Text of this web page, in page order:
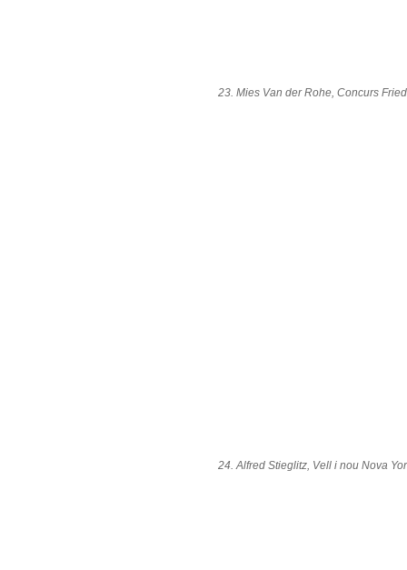
23. Mies Van der Rohe, Concurs
24. Alfred Stieglitz, Vell i nou Nova